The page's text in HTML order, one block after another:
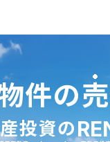
件の
投資の